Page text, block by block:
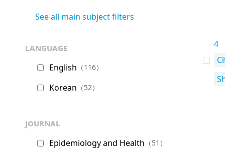
See all main subject filters
language
English （116）
Korean （52）
journal
Epidemiology and Health （51）
4